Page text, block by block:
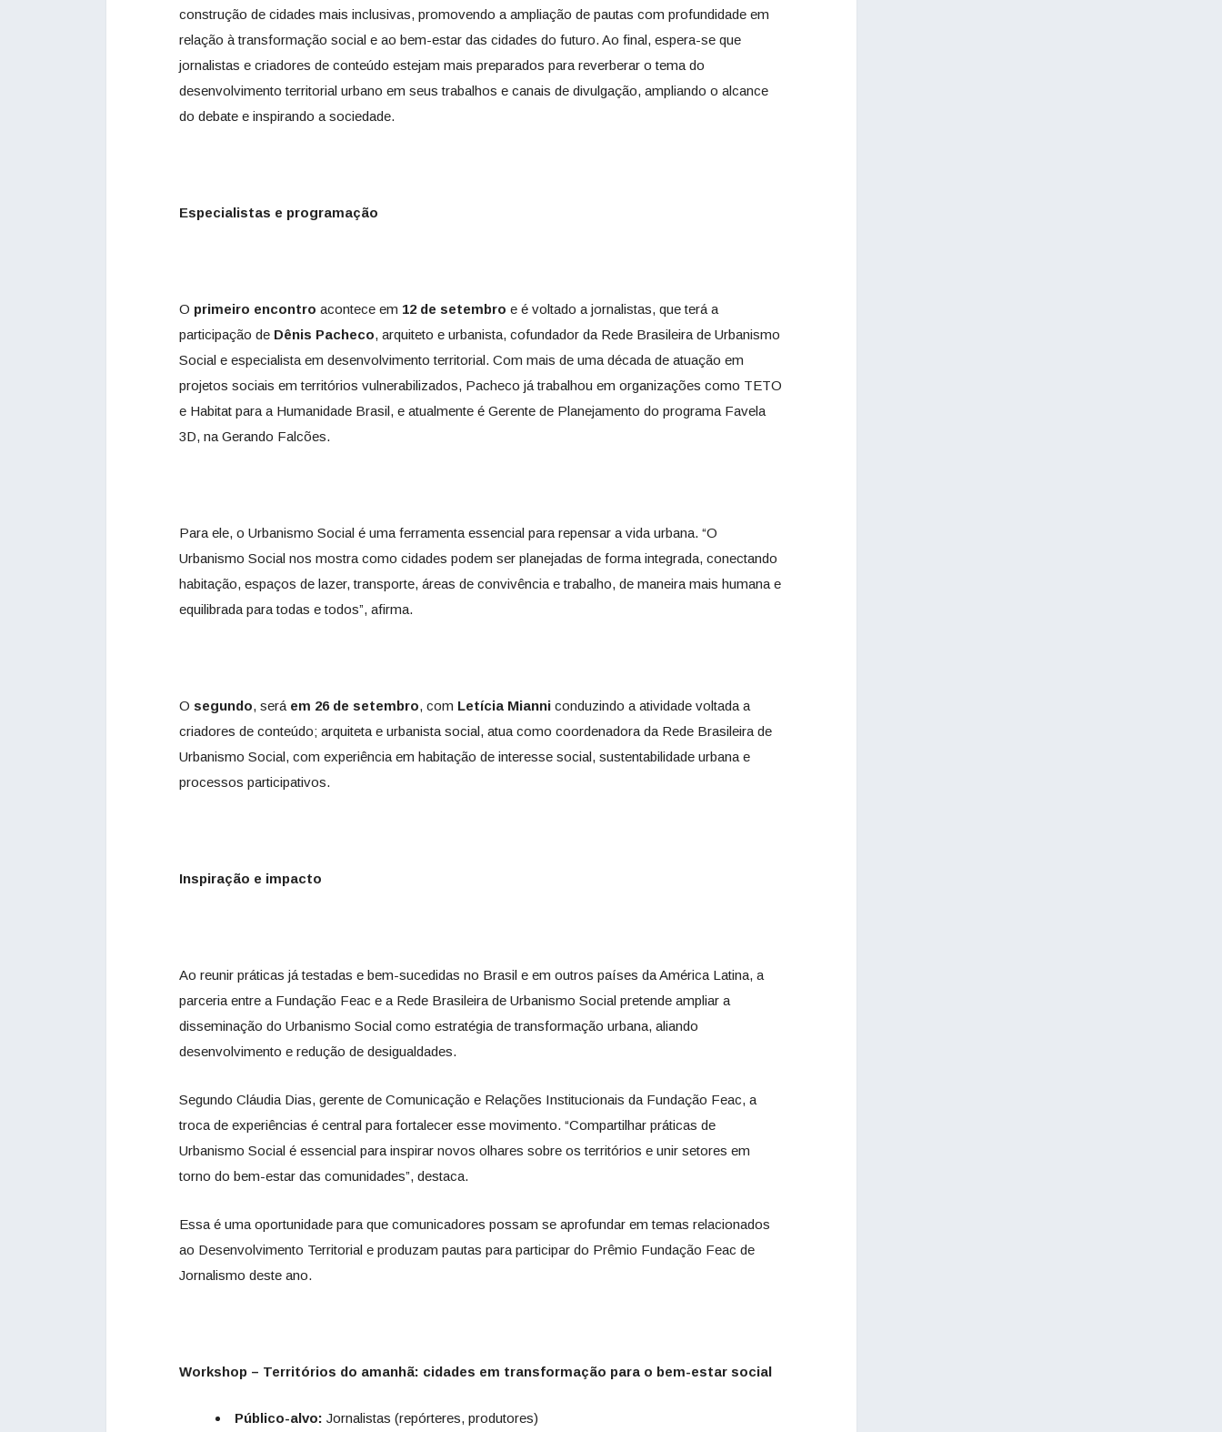
construção de cidades mais inclusivas, promovendo a ampliação de pautas com profundidade em
relação à transformação social e ao bem-estar das cidades do futuro. Ao final, espera-se que
jornalistas e criadores de conteúdo estejam mais preparados para reverberar o tema do
desenvolvimento territorial urbano em seus trabalhos e canais de divulgação, ampliando o alcance
do debate e inspirando a sociedade.
Especialistas e programação
O primeiro encontro acontece em 12 de setembro e é voltado a jornalistas, que terá a
participação de Dênis Pacheco, arquiteto e urbanista, cofundador da Rede Brasileira de Urbanismo
Social e especialista em desenvolvimento territorial. Com mais de uma década de atuação em
projetos sociais em territórios vulnerabilizados, Pacheco já trabalhou em organizações como TETO
e Habitat para a Humanidade Brasil, e atualmente é Gerente de Planejamento do programa Favela
3D, na Gerando Falcões.
Para ele, o Urbanismo Social é uma ferramenta essencial para repensar a vida urbana. “O
Urbanismo Social nos mostra como cidades podem ser planejadas de forma integrada, conectando
habitação, espaços de lazer, transporte, áreas de convivência e trabalho, de maneira mais humana e
equilibrada para todas e todos”, afirma.
O segundo, será em 26 de setembro, com Letícia Mianni conduzindo a atividade voltada a
criadores de conteúdo; arquiteta e urbanista social, atua como coordenadora da Rede Brasileira de
Urbanismo Social, com experiência em habitação de interesse social, sustentabilidade urbana e
processos participativos.
Inspiração e impacto
Ao reunir práticas já testadas e bem-sucedidas no Brasil e em outros países da América Latina, a
parceria entre a Fundação Feac e a Rede Brasileira de Urbanismo Social pretende ampliar a
disseminação do Urbanismo Social como estratégia de transformação urbana, aliando
desenvolvimento e redução de desigualdades.
Segundo Cláudia Dias, gerente de Comunicação e Relações Institucionais da Fundação Feac, a
troca de experiências é central para fortalecer esse movimento. “Compartilhar práticas de
Urbanismo Social é essencial para inspirar novos olhares sobre os territórios e unir setores em
torno do bem-estar das comunidades”, destaca.
Essa é uma oportunidade para que comunicadores possam se aprofundar em temas relacionados
ao Desenvolvimento Territorial e produzam pautas para participar do Prêmio Fundação Feac de
Jornalismo deste ano.
Workshop – Territórios do amanhã: cidades em transformação para o bem-estar social
Público-alvo: Jornalistas (repórteres, produtores)